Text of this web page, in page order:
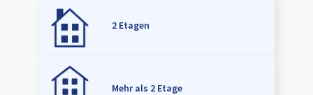
2 Etagen
Mehr als 2 Etage